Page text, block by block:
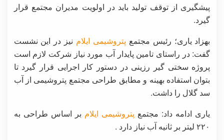
پیشگیری از توقف تولید باید در‌ اولویت مدیران مجتمع قرار
گیرد.
بهزاد یاری؛ رئیس مجتمع پتروشیمی ایلام نیز در این نشست
گفت: در‌‌ راستای تامین پایدار آب مورد نیاز شرکت لازم است
پروژه سختی گیر رزینی در دستور کار اجرایی قرار گیرد تا
بتوان استفاده بهینه و مطابق طراحی مجتمع پتروشیمی از آب
سد گلال را داشت.
یاری ادامه داد: مجتمع پتروشیمی ایلام بر اساس طراحی به
۲۲۰ لیتر بر ثانیه آب نیاز دارد .